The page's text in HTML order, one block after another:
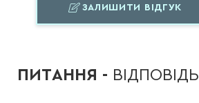
ЗАЛИШИТИ ВІДГУК
ПИТАННЯ - ВІДПОВІДЬ